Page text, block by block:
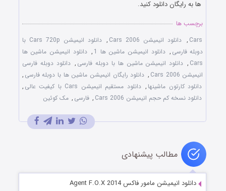
ها به رایگان دانلود کنید.
برچسب ها
Cars
, دانلود انیمیشن Cars 2006 ,
دانلود انیمیشن Cars 720p با
دوبله فارسی , دانلود انیمیشن ماشین ها 1 , دانلود انیمیشن ماشین ها
Cars
, دانلود انیمیشن ماشین ها با دوبله فارسی , دانلود دوبله فارسی
انیمیشن Cars 2006
, دانلود رایگان انیمیشن ماشین ها با دوبله فارسی ,
دانلود کارتون ماشینها , دانلود مستقیم انیمیشن Cars با کیفیت عالی
,
دانلود نسخه کم حجم انیمیشن Cars 2006
, فارسی , مک‌ کوئین
مطالب پیشنهادی
دانلود انیمیشن مامور فاکس Agent F.O.X 2014